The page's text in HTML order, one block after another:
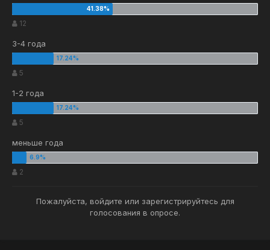
12
3-4 года
5
1-2 года
5
меньше года
2
Пожалуйста, войдите или зарегистрируйтесь для
голосования в опросе.